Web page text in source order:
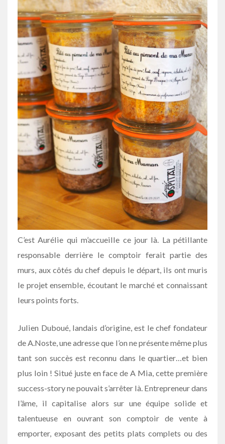
C’est Aurélie qui m’accueille ce jour là. La pétillante
responsable derrière le comptoir ferait partie des
murs, aux côtés du chef depuis le départ, ils ont muris
le projet ensemble, écoutant le marché et connaissant
leurs points forts.
Julien Duboué, landais d’origine, est le chef fondateur
de A.Noste, une adresse que l’on ne présente même plus
tant son succès est reconnu dans le quartier…et bien
plus loin ! Situé juste en face de A Mia, cette première
success-story ne pouvait s’arrêter là. Entrepreneur dans
l’âme, il capitalise alors sur une équipe solide et
talentueuse en ouvrant son comptoir de vente à
emporter, exposant des petits plats complets ou des